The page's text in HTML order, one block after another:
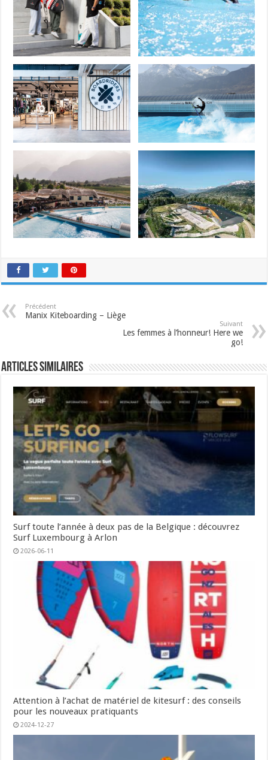
Précédent
Manix Kiteboarding – Liège
Suivant
Les femmes à l’honneur! Here we
go!
Articles similaires
Surf toute l’année à deux pas de la Belgique : découvrez
Surf Luxembourg à Arlon
2026-06-11
Attention à l’achat de matériel de kitesurf : des conseils
pour les nouveaux pratiquants
2024-12-27